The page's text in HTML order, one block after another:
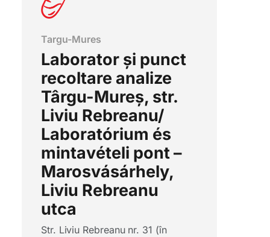
Targu-Mures
Laborator și punct
recoltare analize
Târgu-Mureș, str.
Liviu Rebreanu/
Laboratórium és
mintavételi pont –
Marosvásárhely,
Liviu Rebreanu
utca
Str. Liviu Rebreanu nr. 31 (în